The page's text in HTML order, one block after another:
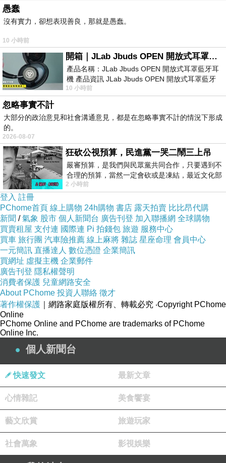
佛陀紀念館與中華文物交流協會五年合作計畫，共
同舉辦過「千年重光」、「光照大千」、「七寶瑞
光」、「紫禁佛光」、「絕壁重光」等大型展覽。
與山東省文物局、安徽博物院、蘇州博物館、湖北
博物館、河北博物院、山西博物院、國立歷史博物
館、河南博物院、金門文化園區歷史民俗博物館等
交流及春節都有舉辦文化藝術展演活動。
愚蠢
沒有實力，卻想表現善良，那就是愚蠢。
10 小時前
開箱｜JLab Jbuds OPEN 開放式耳罩藍牙耳機 - 設計美學，輕巧、透氣、環境音全物理達成！
產品名稱：JLab Jbuds OPEN 開放式耳罩藍牙耳
機 產品資訊 JLab Jbuds OPEN 開放式耳罩藍牙
耳機評語：非常有特色，值得喜愛美型工
10 小時前
忽略事實不計
大部分的政治意見和社會溝通意見，都是在忽略事實不計的情況下形成
的。
2026-08-07
狂砍公視預算，民進黨一哭二鬧三上吊
嚴審預算，是我們與民眾黨共同合作，只要遇到不
合理的預算，當然一定會砍或是凍結，最近文化部
要編列公視和Taiwan plus預算，在110年
2 小時前
登入 註冊
PChome首頁 線上購物 24h購物 書店 露天拍賣 比比昂代購
新聞 /氣象 股市 個人新聞台 廣告刊登 加入聯播網 全球購物
買賣租屋 支付連 國際連 Pi 拍錢包 旅遊 服務中心
買車 旅行團 汽車險推薦 線上麻將 雜誌 星座命理 會員中心
一元簡訊 直播達人 數位憑證 企業簡訊
買網址 虛擬主機 企業郵件
廣告刊登 隱私權聲明
消費者保護 兒童網路安全
About PChome 投資人聯絡 徵才
著作權保護 ｜網路家庭版權所有、轉載必究 ‧Copyright PChome
Online
PChome Online and PChome are trademarks of PChome
Online Inc.
個人新聞台
快速發文 最新文章
心情雜記 美食饗宴
藝文欣賞 旅遊玩家
社會萬象 影視娛樂